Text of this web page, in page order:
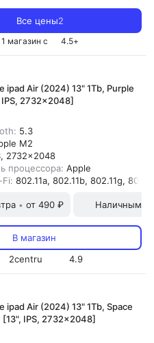
Все цены2
1 магазин с 4.5+
ipad Air (2024) 13" 1Tb, Purple
2732x2048]
5.3
M2
2732x2048
процессора: Apple
Fi: 802.11a, 802.11b, 802.11g,
• от 490 ₽ Наличными
В магазин
2centru
4.9
ipad Air (2024) 13" 1Tb, Space
[13", IPS, 2732x2048]